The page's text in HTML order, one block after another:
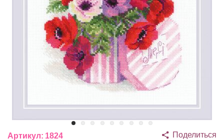
Артикул: 1824 Поделиться